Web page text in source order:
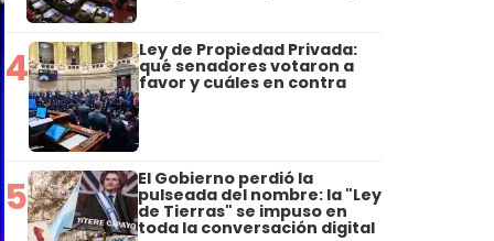
4 Ley de Propiedad Privada:
qué senadores votaron a
favor y cuáles en contra
5 El Gobierno perdió la
pulseada del nombre: la "Ley
de Tierras" se impuso en
toda la conversación digital